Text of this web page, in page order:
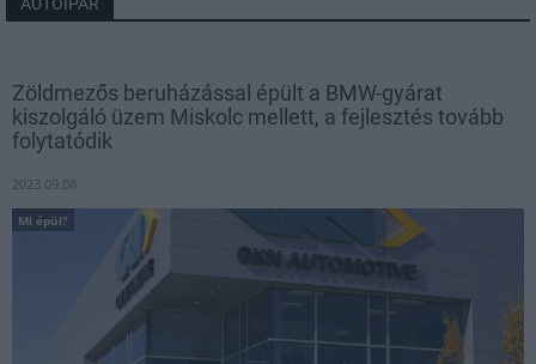
Zöldmezős beruházással épült a BMW-gyárat
kiszolgáló üzem Miskolc mellett, a fejlesztés tovább
folytatódik
2023.09.08
Mi épül?